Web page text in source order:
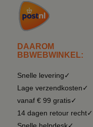
DAAROM
BBWEBWINKEL:
Snelle levering✓
Lage verzendkosten✓
vanaf € 99 gratis✓
14 dagen retour recht✓